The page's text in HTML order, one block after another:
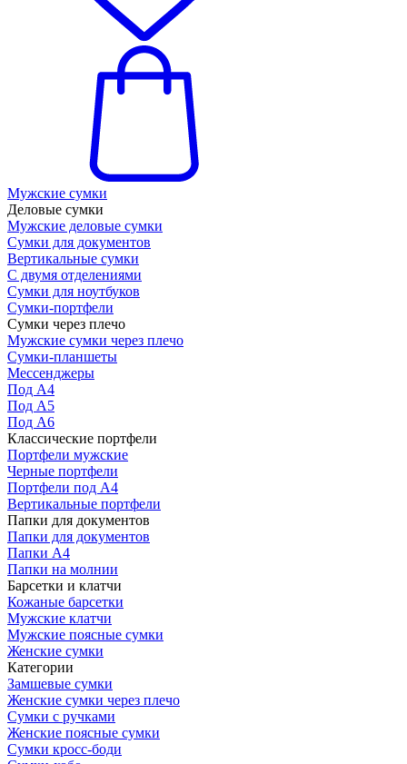
Мужские сумки
Деловые сумки
Мужские деловые сумки
Сумки для документов
Вертикальные сумки
С двумя отделениями
Сумки для ноутбуков
Сумки-портфели
Сумки через плечо
Мужские сумки через плечо
Сумки-планшеты
Мессенджеры
Под А4
Под А5
Под А6
Классические портфели
Портфели мужские
Черные портфели
Портфели под А4
Вертикальные портфели
Папки для документов
Папки для документов
Папки А4
Папки на молнии
Барсетки и клатчи
Кожаные барсетки
Мужские клатчи
Мужские поясные сумки
Женские сумки
Категории
Замшевые сумки
Женские сумки через плечо
Сумки с ручками
Женские поясные сумки
Сумки кросс-боди